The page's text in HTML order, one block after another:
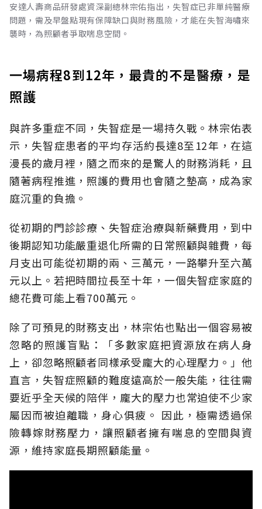
安達人壽商品研發處資深副總林宗佑指出，失智症已非單純醫療
問題，需及早盤點現有保障缺口與財務風險，才能在失智海嘯來
襲時，為照顧者爭取喘息空間。
一場病程8到12年，最貴的不是醫療，是
照護
與許多重症不同，失智症是一場持久戰。林宗佑表
示，失智症患者的平均存活約長達8至12年，在這
漫長的歲月裡，隨之而來的是驚人的財務消耗，且
隨著病程推進，照護的費用也會隨之墊高，成為家
庭沉重的負擔。
從初期的門診診療、失智症治療與新藥費用，到中
後期認知功能嚴重退化所需的日常照顧與雜費，每
月支出可能從初期的兩、三萬元，一路攀升至六萬
元以上。若把時間拉長至十年，一個失智症家庭的
總花費可能上看700萬元。
除了可預見的財務支出，林宗佑也點出一個容易被
忽略的照護盲點：「多數家庭把資源放在病人身
上，卻忽略照顧者同樣承受龐大的心理壓力。」他
直言，失智症照顧的難度遠高於一般失能，往往需
要近乎全天候的陪伴，龐大的壓力也常迫使不少家
屬因而被迫離職，身心俱疲。 因此，極需透過保
險轉嫁財務壓力，讓照顧者擁有喘息的空間與資
源，維持家庭長期照顧能量。